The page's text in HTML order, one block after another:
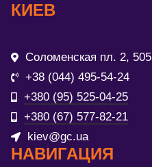
КИЕВ
Соломенская пл. 2, 505
+38 (044) 495-54-24
+380 (95) 525-04-25
+380 (67) 577-82-21
kiev@gc.ua
НАВИГАЦИЯ